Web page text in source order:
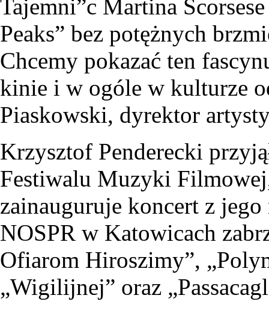
Tajemni”c Martina
Peaks” bez potężnych
Chcemy pokazać ten
kinie i w ogóle w kulturze
Piaskowski, dyrektor
Krzysztof Penderecki
Festiwalu Muzyki
zainauguruje koncert z
NOSPR w Katowicach
Ofiarom Hiroszimy”,
„Wigilijnej” oraz